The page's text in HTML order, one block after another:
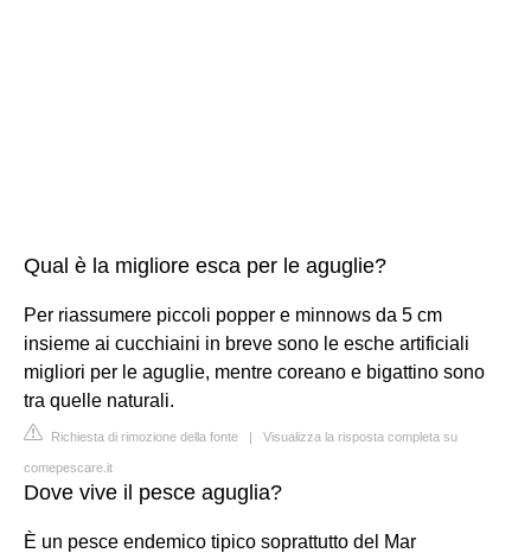
Qual è la migliore esca per le aguglie?
Per riassumere piccoli popper e minnows da 5 cm
insieme ai cucchiaini in breve sono le esche artificiali
migliori per le aguglie, mentre coreano e bigattino sono
tra quelle naturali.
Richiesta di rimozione della fonte | Visualizza la risposta completa su
comepescare.it
Dove vive il pesce aguglia?
È un pesce endemico tipico soprattutto del Mar